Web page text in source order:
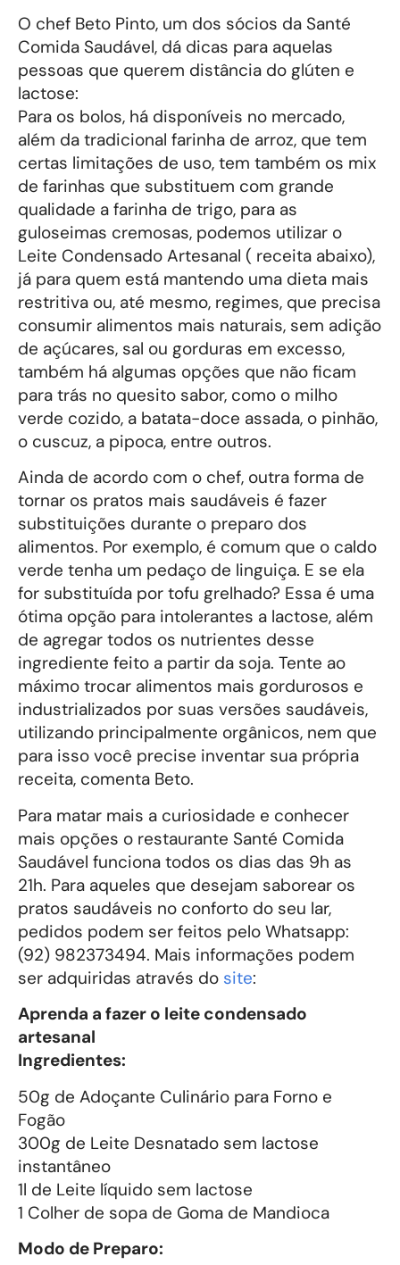
O chef Beto Pinto, um dos sócios da Santé
Comida Saudável, dá dicas para aquelas
pessoas que querem distância do glúten e
lactose:
Para os bolos, há disponíveis no mercado,
além da tradicional farinha de arroz, que tem
certas limitações de uso, tem também os mix
de farinhas que substituem com grande
qualidade a farinha de trigo, para as
guloseimas cremosas, podemos utilizar o
Leite Condensado Artesanal ( receita abaixo),
já para quem está mantendo uma dieta mais
restritiva ou, até mesmo, regimes, que precisa
consumir alimentos mais naturais, sem adição
de açúcares, sal ou gorduras em excesso,
também há algumas opções que não ficam
para trás no quesito sabor, como o milho
verde cozido, a batata-doce assada, o pinhão,
o cuscuz, a pipoca, entre outros.
Ainda de acordo com o chef, outra forma de
tornar os pratos mais saudáveis é fazer
substituições durante o preparo dos
alimentos. Por exemplo, é comum que o caldo
verde tenha um pedaço de linguiça. E se ela
for substituída por tofu grelhado? Essa é uma
ótima opção para intolerantes a lactose, além
de agregar todos os nutrientes desse
ingrediente feito a partir da soja. Tente ao
máximo trocar alimentos mais gordurosos e
industrializados por suas versões saudáveis,
utilizando principalmente orgânicos, nem que
para isso você precise inventar sua própria
receita, comenta Beto.
Para matar mais a curiosidade e conhecer
mais opções o restaurante Santé Comida
Saudável funciona todos os dias das 9h as
21h. Para aqueles que desejam saborear os
pratos saudáveis no conforto do seu lar,
pedidos podem ser feitos pelo Whatsapp:
(92) 982373494. Mais informações podem
ser adquiridas através do site:
Aprenda a fazer o leite condensado
artesanal
Ingredientes:
50g de Adoçante Culinário para Forno e
Fogão
300g de Leite Desnatado sem lactose
instantâneo
1l de Leite líquido sem lactose
1 Colher de sopa de Goma de Mandioca
Modo de Preparo: